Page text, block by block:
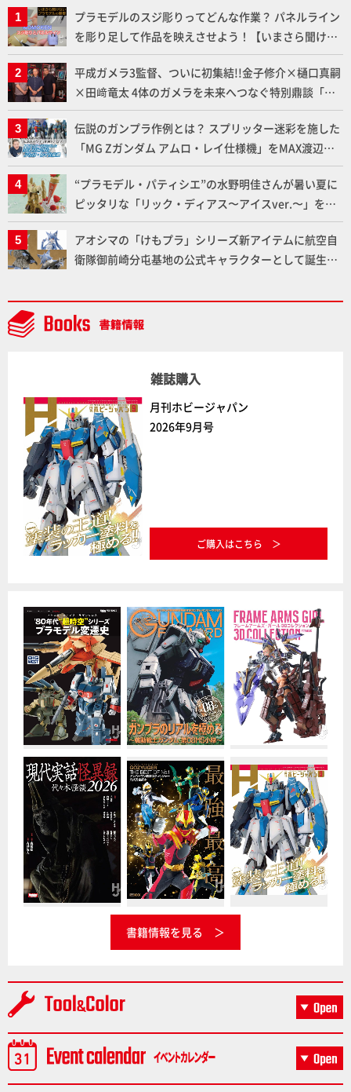
プラモデルのスジ彫りってどんな作業？ パネルライン
を彫り足して作品を映えさせよう！【いまさら聞けな
いプラモデルの基礎：スジ彫りとパネルライン】
平成ガメラ3監督、ついに初集結!!金子修介×樋口真嗣
×田﨑竜太 4体のガメラを未来へつなぐ特別鼎談「ガ
メラ永久保存化プロジェクト FINAL」
伝説のガンプラ作例とは？ スプリッター迷彩を施した
「MG Zガンダム アムロ・レイ仕様機」をMAX渡辺が
ふたたび塗る!!【試し読み】
“プラモデル・パティシエ”の水野明佳さんが暑い夏に
ピッタリな「リック・ディアス〜アイスver.〜」を製
作【ガンダムフォワード Vol.11抜粋】
アオシマの「けもプラ」シリーズ新アイテムに航空自
衛隊御前崎分屯基地の公式キャラクターとして誕生し
通常版の2ラインで発売！
雑誌購入
月刊ホビージャパン
2026年9月号
ご購入はこちら
書籍情報を見る